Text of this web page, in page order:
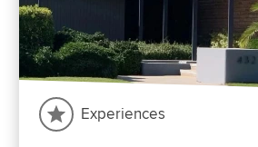
Experiences